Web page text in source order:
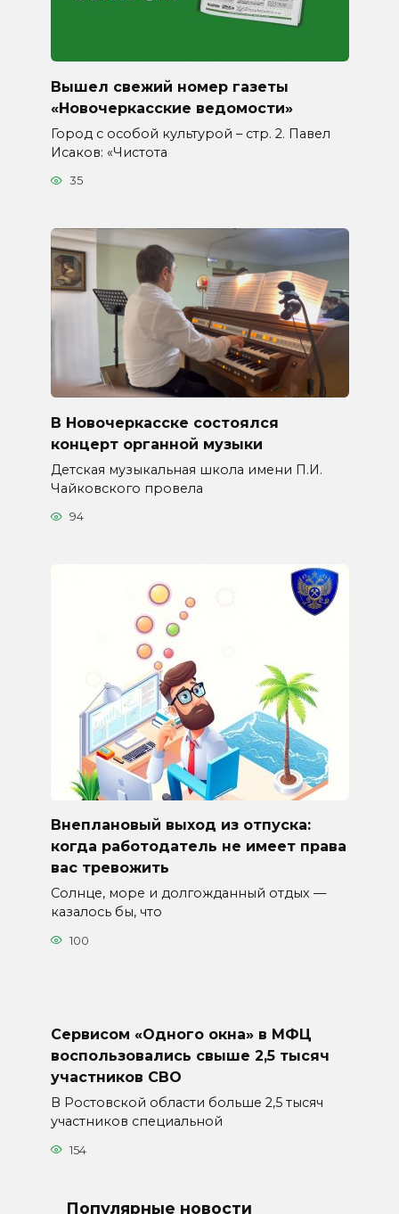
Вышел свежий номер газеты
«Новочеркасские ведомости»
Город с особой культурой – стр. 2. Павел
Исаков: «Чистота
35
В Новочеркасске состоялся
концерт органной музыки
Детская музыкальная школа имени П.И.
Чайковского провела
94
Внеплановый выход из отпуска:
когда работодатель не имеет права
вас тревожить
Солнце, море и долгожданный отдых —
казалось бы, что
100
Сервисом «Одного окна» в МФЦ
воспользовались свыше 2,5 тысяч
участников СВО
В Ростовской области больше 2,5 тысяч
участников специальной
154
Популярные новости